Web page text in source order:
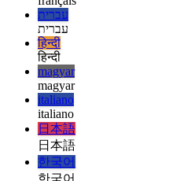
español
français
français
עברית
עברית
हिन्दी
हिन्दी
magyar
magyar
italiano
italiano
日本語